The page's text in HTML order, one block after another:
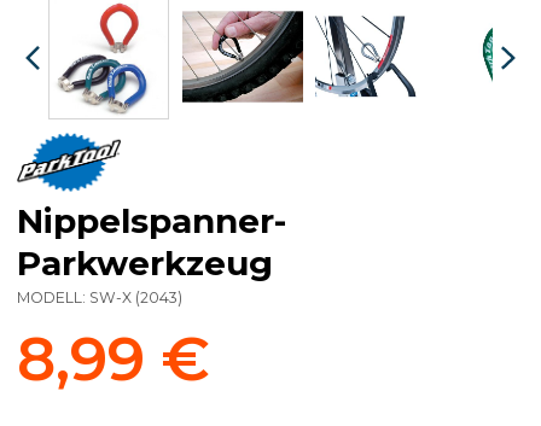
Nippelspanner-
Parkwerkzeug
MODELL: SW-X (2043)
8,99 €